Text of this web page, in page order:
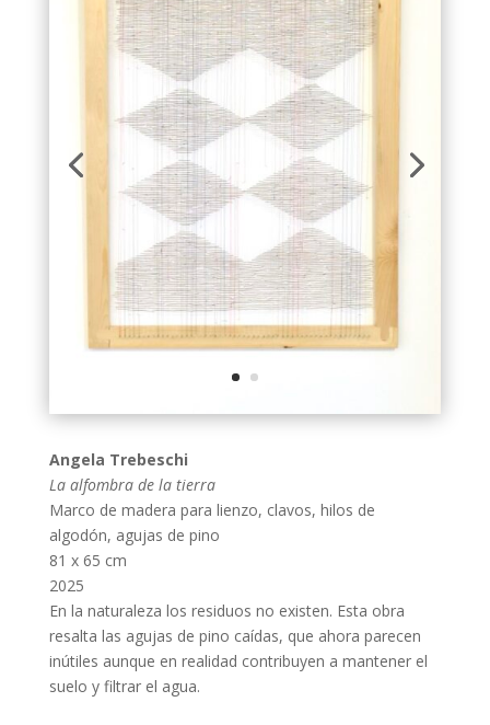
Angela Trebeschi
La alfombra de la tierra
Marco de madera para lienzo, clavos, hilos de
algodón, agujas de pino
81 x 65 cm
2025
En la naturaleza los residuos no existen. Esta obra
resalta las agujas de pino caídas, que ahora parecen
inútiles aunque en realidad contribuyen a mantener el
suelo y filtrar el agua.